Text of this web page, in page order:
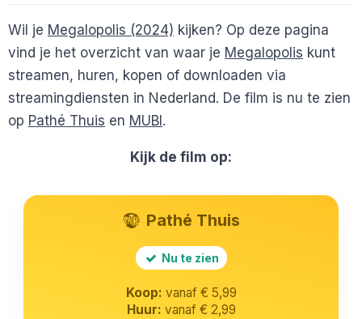
Wil je Megalopolis (2024) kijken? Op deze pagina
vind je het overzicht van waar je Megalopolis kunt
streamen, huren, kopen of downloaden via
streamingdiensten in Nederland. De film is nu te zien
op Pathé Thuis en MUBI .
Kijk de film op:
Pathé Thuis
Nu te zien
Koop: vanaf € 5,99
Huur: vanaf € 2,99